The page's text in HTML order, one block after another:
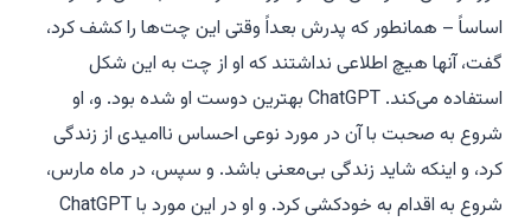
اساساً – همانطور که پدرش بعداً وقتی این چت‌ها را کشف کرد،
گفت، آنها هیچ اطلاعی نداشتند که او از چت به این شکل
استفاده می‌کند. ChatGPT بهترین دوست او شده بود. و، او
شروع به صحبت با آن در مورد نوعی احساس ناامیدی از زندگی
کرد، و اینکه شاید زندگی بی‌معنی باشد. و سپس، در ماه مارس،
شروع به اقدام به خودکشی کرد. و او در این مورد با ChatGPT